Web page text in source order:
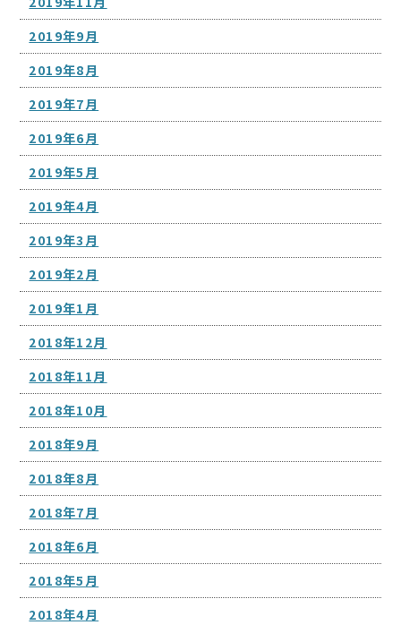
2019年9月
2019年8月
2019年7月
2019年6月
2019年5月
2019年4月
2019年3月
2019年2月
2019年1月
2018年12月
2018年11月
2018年10月
2018年9月
2018年8月
2018年7月
2018年6月
2018年5月
2018年4月